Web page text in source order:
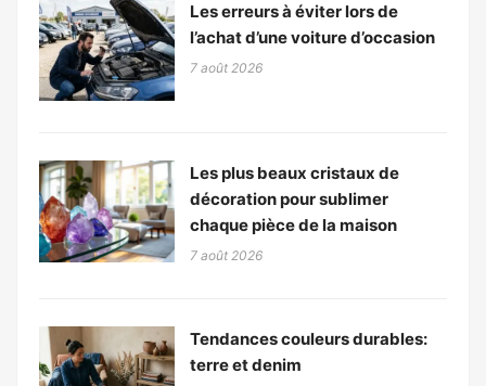
Les erreurs à éviter lors de
l’achat d’une voiture d’occasion
7 août 2026
Les plus beaux cristaux de
décoration pour sublimer
chaque pièce de la maison
7 août 2026
Tendances couleurs durables:
terre et denim